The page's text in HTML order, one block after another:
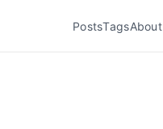
PostsTagsAbout